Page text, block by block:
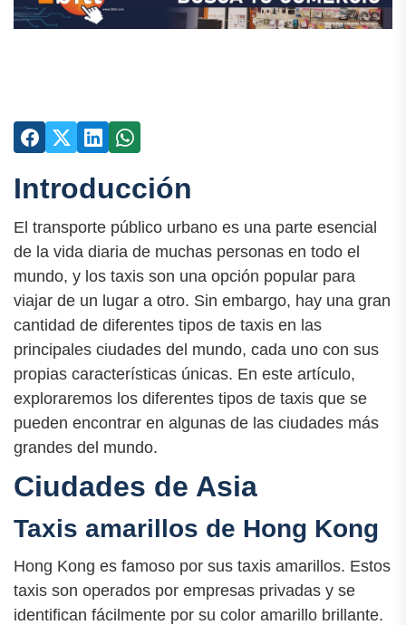
Introducción
El transporte público urbano es una parte esencial
de la vida diaria de muchas personas en todo el
mundo, y los taxis son una opción popular para
viajar de un lugar a otro. Sin embargo, hay una gran
cantidad de diferentes tipos de taxis en las
principales ciudades del mundo, cada uno con sus
propias características únicas. En este artículo,
exploraremos los diferentes tipos de taxis que se
pueden encontrar en algunas de las ciudades más
grandes del mundo.
Ciudades de Asia
Taxis amarillos de Hong Kong
Hong Kong es famoso por sus taxis amarillos. Estos
taxis son operados por empresas privadas y se
identifican fácilmente por su color amarillo brillante.